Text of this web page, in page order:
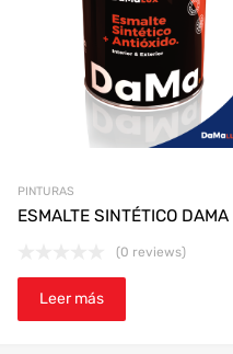
PINTURAS
ESMALTE SINTÉTICO DAMA
(0 reviews)
Leer más